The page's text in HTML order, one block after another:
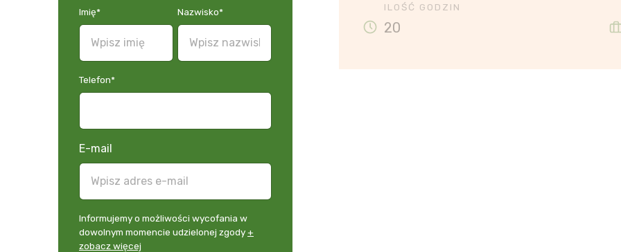
Imię* Nazwisko*
Telefon*
E-mail
Informujemy
o
możliwości
Informujemy o możliwości wycofania w
dowolnym momencie udzielonej zgody+
zobacz więcej
ILOŚĆ GODZIN
20